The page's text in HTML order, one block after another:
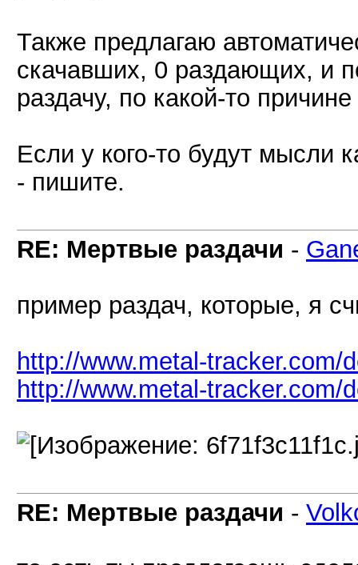
Также предлагаю
скачавших, 0 раздающих, и
раздачу, по какой-то
Если у кого-то будут мысли
- пишите.
RE: Мертвые раздачи -
пример раздач, которые, я
http://www.metal-tracker.com/
http://www.metal-tracker.com/
RE: Мертвые раздачи -